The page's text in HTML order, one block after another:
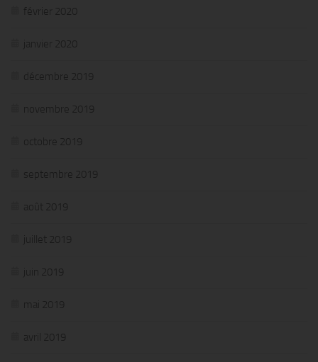
février 2020
janvier 2020
décembre 2019
novembre 2019
octobre 2019
septembre 2019
août 2019
juillet 2019
juin 2019
mai 2019
avril 2019